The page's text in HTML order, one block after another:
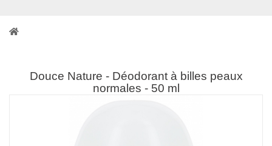
Douce Nature - Déodorant à billes peaux
normales - 50 ml